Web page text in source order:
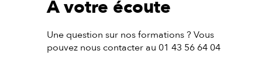
À votre écoute
Une question sur nos formations ? Vous
pouvez nous contacter au 01 43 56 64 04